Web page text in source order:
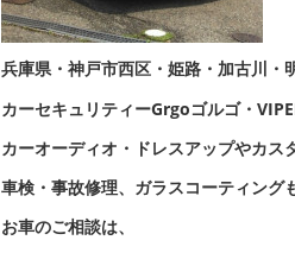
兵庫県・神戸市西区・姫路・加古川・
カーセキュリティーGrgoゴルゴ・
カーオーディオ・ドレスアップやカス
車検・事故修理、ガラスコーティング
お車のご相談は、